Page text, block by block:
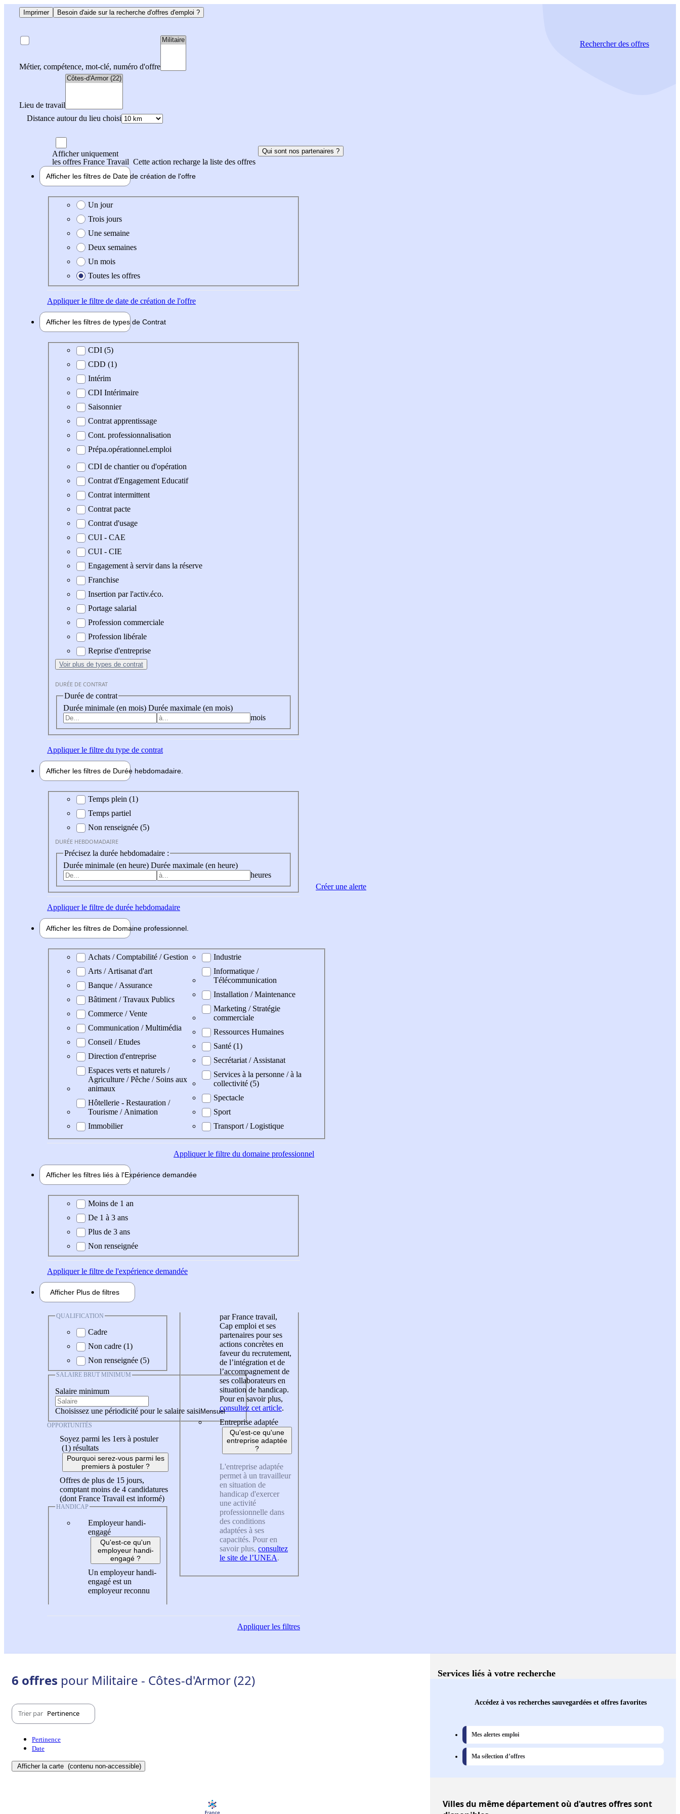
Imprimer Besoin d'aide sur la recherche d'offres d'emploi ?
Métier, compétence, mot-clé, numéro d'offre
Lieu de travail
Distance autour du lieu choisi
Rechercherdes offres
Afficher uniquement
les offres France Travail Cette action recharge la liste des offres
Qui sont nos partenaires ?
Afficher les filtres de Date de création de l'offre
Date de création de l'offre
Un jour
Trois jours
Une semaine
Deux semaines
Un mois
Toutes les offres
Appliquerle filtre de date de création de l'offre
Afficher les filtres de types de Contrat
Type de contrat
CDI (5)
CDD (1)
Intérim
CDI Intérimaire
Saisonnier
Contrat apprentissage
Cont. professionnalisation
Prépa.opérationnel.emploi
CDI de chantier ou d'opération
Contrat d'Engagement Educatif
Contrat intermittent
Contrat pacte
Contrat d'usage
CUI - CAE
CUI - CIE
Engagement à servir dans la réserve
Franchise
Insertion par l'activ.éco.
Portage salarial
Profession commerciale
Profession libérale
Reprise d'entreprise
Voir plus de types de contrat
DURÉE DE CONTRAT
Durée de contrat
Durée minimale (en mois) Durée maximale (en mois)
mois
Appliquerle filtre du type de contrat
Afficher les filtres de Durée hebdomadaire
Durée hebdomadaire
Temps plein (1)
Temps partiel
Non renseignée (5)
DURÉE HEBDOMADAIRE
Précisez la durée hebdomadaire :
Durée minimale (en heure) Durée maximale (en heure)
heures
Appliquerle filtre de durée hebdomadaire
Afficher les filtres de Domaine professionnel
Domaine professionel
Achats / Comptabilité / Gestion
Arts / Artisanat d'art
Banque / Assurance
Bâtiment / Travaux Publics
Commerce / Vente
Communication / Multimédia
Conseil / Etudes
Direction d'entreprise
Espaces verts et naturels /
Agriculture / Pêche / Soins aux
animaux
Hôtellerie - Restauration /
Tourisme / Animation
Immobilier
Industrie
Informatique /
Télécommunication
Installation / Maintenance
Marketing / Stratégie
commerciale
Ressources Humaines
Santé (1)
Secrétariat / Assistanat
Services à la personne / à la
collectivité (5)
Spectacle
Sport
Transport / Logistique
Appliquerle filtre du domaine professionnel
Afficher les filtres liés à l'Expérience demandée
Expérience demandée
Moins de 1 an
De 1 à 3 ans
Plus de 3 ans
Non renseignée
Appliquerle filtre de l'expérience demandée
Afficher Plus de filtres
QUALIFICATION
Cadre
Non cadre (1)
Non renseignée (5)
SALAIRE BRUT MINIMUM
Salaire minimum
Choisissez une périodicité pour le salaire saisi
OPPORTUNITÉS
Soyez parmi les 1ers à postuler
(1) résultats
Pourquoi serez-vous parmi les
premiers à postuler ?
Offres de plus de 15 jours,
comptant moins de 4 candidatures
(dont France Travail est informé)
HANDICAP
Employeur handi-
engagé
Qu'est-ce qu'un
employeur handi-
engagé ?
Un employeur handi-
engagé est un
employeur reconnu
par France travail,
Cap emploi et ses
partenaires pour ses
actions concrètes en
faveur du recrutement,
de l’intégration et de
l’accompagnement de
ses collaborateurs en
situation de handicap.
Pour en savoir plus,
consultez cet article.
Entreprise adaptée
Qu'est-ce qu'une
entreprise adaptée
?
L'entreprise adaptée
permet à un travailleur
en situation de
handicap d'exercer
une activité
professionnelle dans
des conditions
adaptées à ses
capacités. Pour en
savoir plus, consultez
le site de l’UNEA.
Appliquerles filtres
Créer une alerte
6 offres pour Militaire - Côtes-d'Armor (22)
Trier par Pertinence
Pertinence
Date
Afficher la carte (contenu non-accessible)
Services liés à votre recherche
Accédez à vos recherches sauvegardées et offres favorites
Mes alertes emploi
Ma sélection d’offres
Villesdu même département où d'autres offres sont